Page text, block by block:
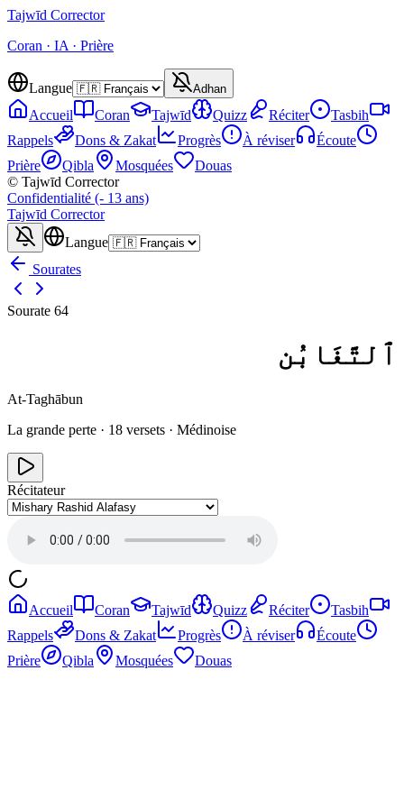
Tajwīd Corrector
Coran · IA · Prière
Langue Adhan
Accueil Coran Tajwīd Quizz Réciter
Tasbih
Rappels
Dons & Zakat Progrès À réviser
Écoute
Prière
Qibla Mosquées
Douas
© Tajwīd Corrector
Confidentialité (- 13 ans)
Tajwīd Corrector
Langue
Sourates
Sourate 64
ٱلتَّغَابُن
At-Taghābun
La grande perte · 18 versets · Médinoise
Récitateur
Accueil Coran Tajwīd Quizz Réciter
Tasbih
Rappels
Dons & Zakat Progrès À réviser
Écoute
Prière
Qibla Mosquées Douas